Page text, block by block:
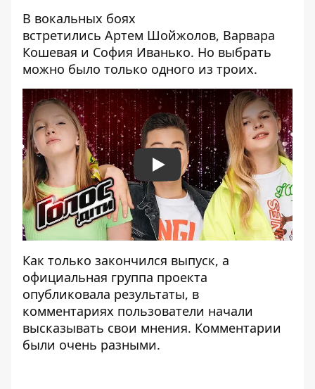
В вокальных боях
встретились Артем Шойжолов, Варвара
Кошевая и София Иванько. Но выбрать
можно было только одного из троих.
Play
Как только закончился выпуск, а
официальная группа проекта
опубликовала результаты, в
комментариях пользователи начали
высказывать свои мнения. Комментарии
были очень разными.